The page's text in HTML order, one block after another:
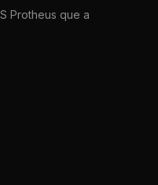
Protheus que a